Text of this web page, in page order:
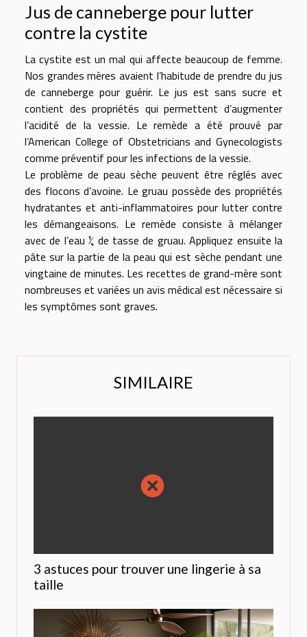
Jus de canneberge pour lutter
contre la cystite
La cystite est un mal qui affecte beaucoup de femme.
Nos grandes mères avaient l’habitude de prendre du jus
de canneberge pour guérir. Le jus est sans sucre et
contient des propriétés qui permettent d’augmenter
l’acidité de la vessie. Le remède a été prouvé par
l’American College of Obstetricians and Gynecologists
comme préventif pour les infections de la vessie.
Le problème de peau sèche peuvent être réglés avec
des flocons d’avoine. Le gruau possède des propriétés
hydratantes et anti-inflammatoires pour lutter contre
les démangeaisons. Le remède consiste à mélanger
avec de l’eau ¼ de tasse de gruau. Appliquez ensuite la
pâte sur la partie de la peau qui est sèche pendant une
vingtaine de minutes. Les recettes de grand-mère sont
nombreuses et variées un avis médical est nécessaire si
les symptômes sont graves.
SIMILAIRE
3 astuces pour trouver une lingerie à sa
taille